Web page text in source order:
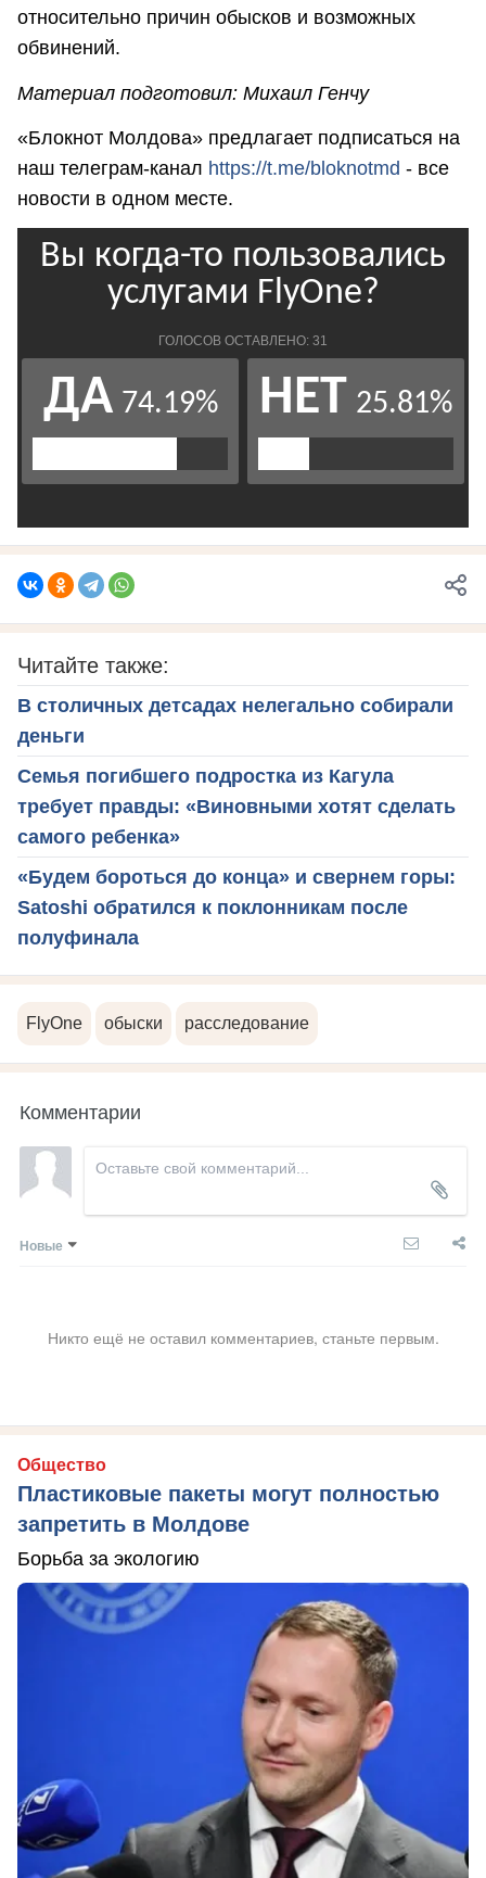
относительно причин обысков и возможных
обвинений.
Материал подготовил: Михаил Генчу
«Блокнот Молдова» предлагает подписаться на
наш телеграм-канал https://t.me/bloknotmd - все
новости в одном месте.
Читайте также:
В столичных детсадах нелегально собирали
деньги
Семья погибшего подростка из Кагула
требует правды: «Виновными хотят сделать
самого ребенка»
«Будем бороться до конца» и свернем горы:
Satoshi обратился к поклонникам после
полуфинала
FlyOne обыски расследование
Комментарии
Новые
Никто ещё не оставил комментариев, станьте первым.
Общество
Пластиковые пакеты могут полностью
запретить в Молдове
Борьба за экологию